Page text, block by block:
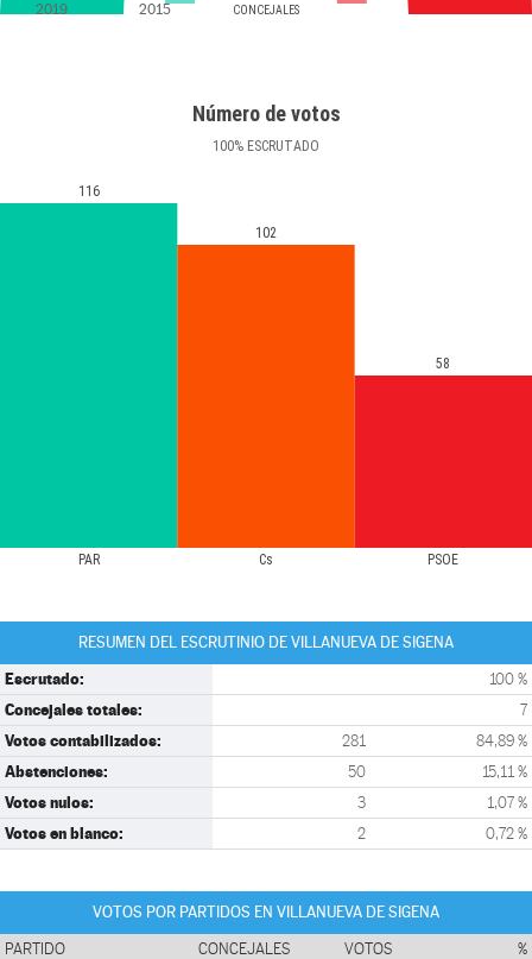
CONCEJALES
2019 2015
Número de votos
100% ESCRUTADO
PAR Cs PSOE
116
102
58
RESUMEN DEL ESCRUTINIO DE VILLANUEVA DE SIGENA
Escrutado: 100 %
Concejales totales: 7
Votos contabilizados: 281 84,89 %
Abstenciones: 50 15,11 %
Votos nulos: 3 1,07 %
Votos en blanco: 2 0,72 %
VOTOS POR PARTIDOS EN VILLANUEVA DE SIGENA
PARTIDO CONCEJALES VOTOS %